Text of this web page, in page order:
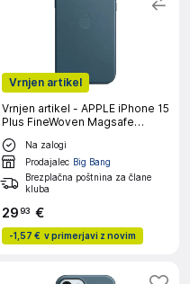
Vrnjen artikel
Vrnjen artikel - APPLE iPhone 15
Plus FineWoven Magsafe
(Pacific Blue) ovitek
Na zalogi
Prodajalec Big Bang
Brezplačna poštnina za člane
kluba
2993 €
-1,57 € v primerjavi z novim